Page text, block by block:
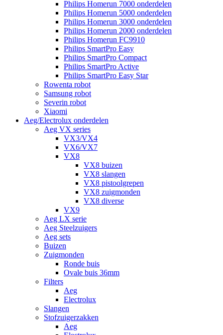
Philips Homerun 7000 onderdelen
Philips Homerun 5000 onderdelen
Philips Homerun 3000 onderdelen
Philips Homerun 2000 onderdelen
Philips Homerun FC9910
Philips SmartPro Easy
Philips SmartPro Compact
Philips SmartPro Active
Philips SmartPro Easy Star
Rowenta robot
Samsung robot
Severin robot
Xiaomi
Aeg/Electrolux onderdelen
Aeg VX series
VX3/VX4
VX6/VX7
VX8
VX8 buizen
VX8 slangen
VX8 pistoolgrepen
VX8 zuigmonden
VX8 diverse
VX9
Aeg LX serie
Aeg Steelzuigers
Aeg sets
Buizen
Zuigmonden
Ronde buis
Ovale buis 36mm
Filters
Aeg
Electrolux
Slangen
Stofzuigerzakken
Aeg